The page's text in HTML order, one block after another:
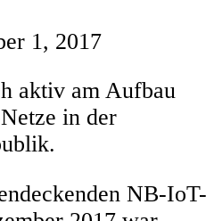
1, 2017
aktiv am Aufbau
in der
NB-IoT-